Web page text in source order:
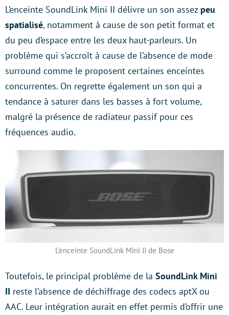
L’enceinte SoundLink Mini II délivre un son assez peu
spatialisé, notamment à cause de son petit format et
du peu d’espace entre les deux haut-parleurs. Un
problème qui s’accroît à cause de l’absence de mode
surround comme le proposent certaines enceintes
concurrentes. On regrette également un son qui a
tendance à saturer dans les basses à fort volume,
malgré la présence de radiateur passif pour ces
fréquences audio.
L’enceinte SoundLink Mini II de Bose
Toutefois, le principal problème de la SoundLink Mini
II reste l’absence de déchiffrage des codecs aptX ou
AAC. Leur intégration aurait en effet permis d’offrir une